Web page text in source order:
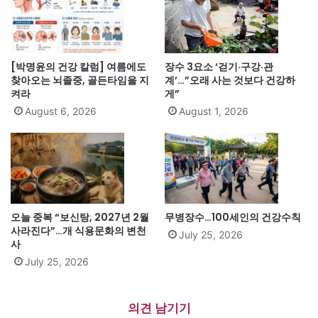
[박명윤의 건강 칼럼] 여름에도
찾아오는 뇌졸중, 골든타임을 지
켜라
August 6, 2026
장수 3요소 ‘걷기·구강·관
계’…”오래 사는 것보다 건강하
게”
August 1, 2026
오늘 중복 “보신탕, 2027년 2월
사라진다”…개 식용문화의 변천
사
July 25, 2026
무병장수…100세인의 건강수칙
July 25, 2026
의견 남기기